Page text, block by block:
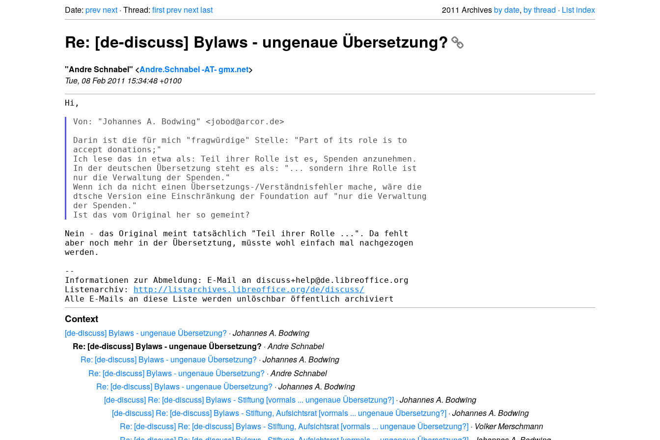
Date: prev next · Thread: firstprev next last 2011 Archivesby date, by thread · List index
Re: [de-discuss] Bylaws - ungenaue Übersetzung?
"Andre Schnabel" <Andre.Schnabel -AT- gmx.net>
Tue, 08 Feb 2011 15:34:48 +0100
Hi,
Von: "Johannes A. Bodwing" <jobod@arcor.de>
Darin ist die für mich "fragwürdige" Stelle: "Part of its role is to
accept donations;"
Ich lese das in etwa als: Teil ihrer Rolle ist es, Spenden anzunehmen.
In der deutschen Übersetzung steht es als: "... sondern ihre Rolle ist
nur die Verwaltung der Spenden."
Wenn ich da nicht einen Übersetzungs-/Verständnisfehler mache, wäre die
dtsche Version eine Einschränkung der Foundation auf "nur die Verwaltung
der Spenden."
Nein - das Original meint tatsächlich "Teil ihrer Rolle ...". Da fehlt
aber noch mehr in der Übersetztung, müsste wohl einfach mal nachgezogen
werden.
--
Informationen zur Abmeldung: E-Mail an discuss+help@de.libreoffice.org
Listenarchiv: http://listarchives.libreoffice.org/de/discuss/
Context
[de-discuss] Bylaws - ungenaue Übersetzung? · Johannes A. Bodwing
Re: [de-discuss] Bylaws - ungenaue Übersetzung? ·Andre Schnabel
Re: [de-discuss] Bylaws - ungenaue Übersetzung? · Johannes A. Bodwing
Re: [de-discuss] Bylaws - ungenaue Übersetzung? ·Andre Schnabel
Re: [de-discuss] Bylaws - ungenaue Übersetzung? · Johannes A. Bodwing
[de-discuss] Re: [de-discuss] Bylaws - Stiftung [vormals ... ungenaue Übersetzung?] · Johannes A. Bodwing
[de-discuss] Re: [de-discuss] Bylaws - Stiftung, Aufsichtsrat [vormals ... ungenaue Übersetzung?] · Johannes A. Bodwing
Re: [de-discuss] Re: [de-discuss] Bylaws - Stiftung, Aufsichtsrat [vormals ... ungenaue Übersetzung?] · Volker Merschmann